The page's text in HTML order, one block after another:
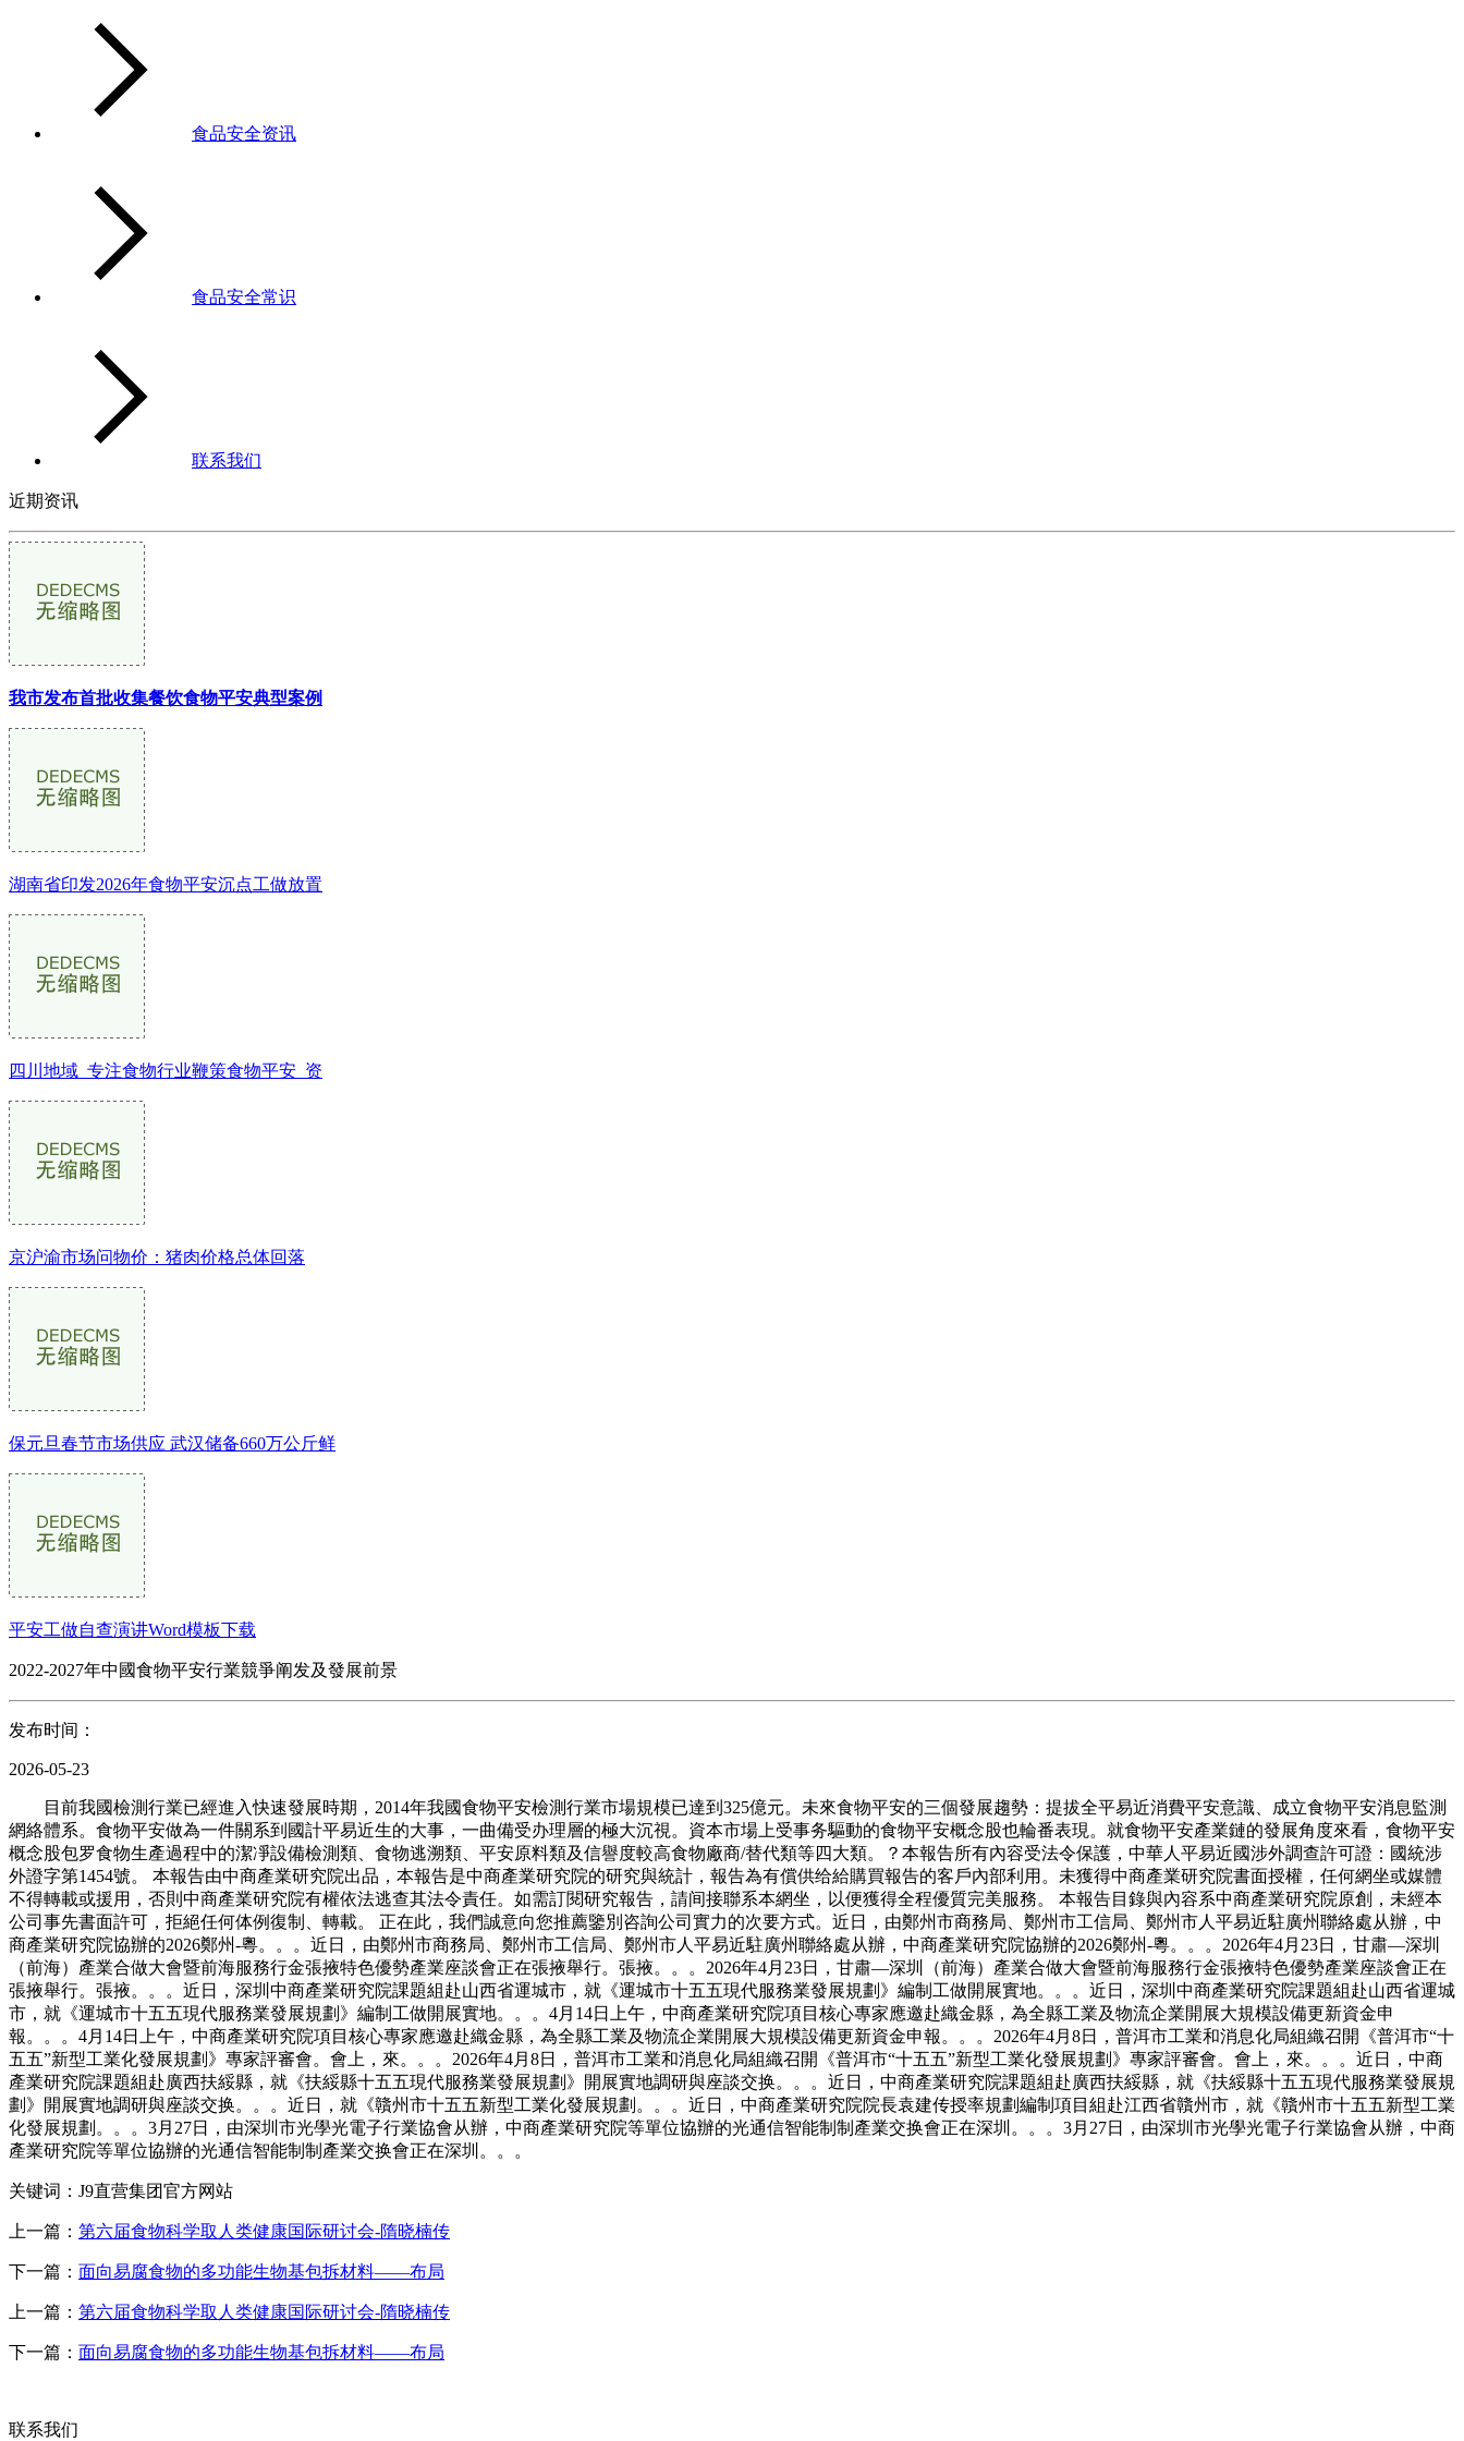
食品安全资讯
食品安全常识
联系我们
近期资讯
我市发布首批收集餐饮食物平安典型案例
湖南省印发2026年食物平安沉点工做放置
四川地域_专注食物行业鞭策食物平安_资
京沪渝市场问物价：猪肉价格总体回落
保元旦春节市场供应 武汉储备660万公斤鲜
平安工做自查演讲Word模板下载
2022-2027年中國食物平安行業競爭阐发及發展前景
发布时间：
2026-05-23
目前我國檢測行業已經進入快速發展時期，2014年我國食物平安檢測行業市場規模已達到325億元。未來食物平安的三個發展趨勢：提拔全平易近消費平安意識、成立食物平安消息監測
網絡體系。食物平安做為一件關系到國計平易近生的大事，一曲備受办理層的極大沉視。資本市場上受事务驅動的食物平安概念股也輪番表現。就食物平安產業鏈的發展角度來看，食物平安
概念股包罗食物生產過程中的潔凈設備檢測類、食物逃溯類、平安原料類及信譽度較高食物廠商/替代類等四大類。？本報告所有內容受法令保護，中華人平易近國涉外調查許可證：國統涉
外證字第1454號。 本報告由中商產業研究院出品，本報告是中商產業研究院的研究與統計，報告為有償供给給購買報告的客戶內部利用。未獲得中商產業研究院書面授權，任何網坐或媒體
不得轉載或援用，否則中商產業研究院有權依法逃查其法令責任。如需訂閱研究報告，請间接聯系本網坐，以便獲得全程優質完美服務。 本報告目錄與內容系中商產業研究院原創，未經本
公司事先書面許可，拒絕任何体例復制、轉載。 正在此，我們誠意向您推薦鑒別咨詢公司實力的次要方式。近日，由鄭州市商務局、鄭州市工信局、鄭州市人平易近駐廣州聯絡處从辦，中
商產業研究院協辦的2026鄭州-粵。。。近日，由鄭州市商務局、鄭州市工信局、鄭州市人平易近駐廣州聯絡處从辦，中商產業研究院協辦的2026鄭州-粵。。。2026年4月23日，甘肅—深圳
（前海）產業合做大會暨前海服務行金張掖特色優勢產業座談會正在張掖舉行。張掖。。。2026年4月23日，甘肅—深圳（前海）產業合做大會暨前海服務行金張掖特色優勢產業座談會正在
張掖舉行。張掖。。。近日，深圳中商產業研究院課題組赴山西省運城市，就《運城市十五五現代服務業發展規劃》編制工做開展實地。。。近日，深圳中商產業研究院課題組赴山西省運城
市，就《運城市十五五現代服務業發展規劃》編制工做開展實地。。。4月14日上午，中商產業研究院項目核心專家應邀赴織金縣，為全縣工業及物流企業開展大規模設備更新資金申
報。。。4月14日上午，中商產業研究院項目核心專家應邀赴織金縣，為全縣工業及物流企業開展大規模設備更新資金申報。。。2026年4月8日，普洱市工業和消息化局組織召開《普洱市“十
五五”新型工業化發展規劃》專家評審會。會上，來。。。2026年4月8日，普洱市工業和消息化局組織召開《普洱市“十五五”新型工業化發展規劃》專家評審會。會上，來。。。近日，中商
產業研究院課題組赴廣西扶綏縣，就《扶綏縣十五五現代服務業發展規劃》開展實地調研與座談交换。。。近日，中商產業研究院課題組赴廣西扶綏縣，就《扶綏縣十五五現代服務業發展規
劃》開展實地調研與座談交换。。。近日，就《贛州市十五五新型工業化發展規劃。。。近日，中商產業研究院院長袁建传授率規劃編制項目組赴江西省贛州市，就《贛州市十五五新型工業
化發展規劃。。。3月27日，由深圳市光學光電子行業協會从辦，中商產業研究院等單位協辦的光通信智能制制產業交换會正在深圳。。。3月27日，由深圳市光學光電子行業協會从辦，中商
產業研究院等單位協辦的光通信智能制制產業交换會正在深圳。。。
关键词：J9直营集团官方网站
上一篇： 第六届食物科学取人类健康国际研讨会-隋晓楠传
下一篇： 面向易腐食物的多功能生物基包拆材料——布局
上一篇： 第六届食物科学取人类健康国际研讨会-隋晓楠传
下一篇： 面向易腐食物的多功能生物基包拆材料——布局
联系我们